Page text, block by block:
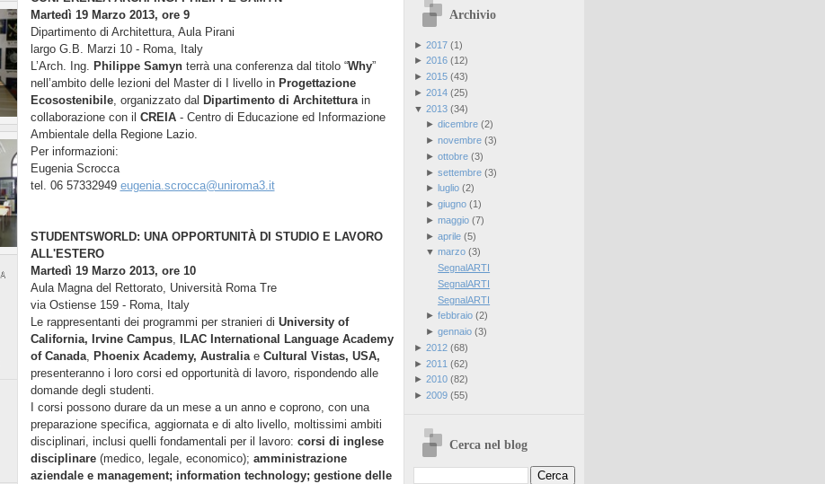
Martedì 19 Marzo 2013, ore 9
Dipartimento di Architettura, Aula Pirani
largo G.B. Marzi 10 - Roma, Italy
L’Arch. Ing. Philippe Samynterrà una conferenza dal titolo “Why”
nell’ambito delle lezioni del Master di I livello in Progettazione
Ecosostenibile, organizzato dal Dipartimento di Architettura in
collaborazione con il CREIA- Centro di Educazione ed Informazione
Ambientale della Regione Lazio.
Per informazioni:
Eugenia Scrocca
tel. 06 57332949 eugenia.scrocca@uniroma3.it
STUDENTSWORLD: UNA OPPORTUNITÀ DI STUDIO E LAVORO
ALL'ESTERO
Martedì 19 Marzo 2013, ore 10
Aula Magna del Rettorato, Università Roma Tre
via Ostiense 159 - Roma, Italy
Le rappresentanti dei programmi per stranieri di University of
California, Irvine Campus, ILAC International Language Academy
of Canada, Phoenix Academy, Australiae Cultural Vistas, USA,
presenteranno i loro corsi ed opportunità di lavoro, rispondendo alle
domande degli studenti.
I corsi possono durare da un mese a un anno e coprono, con una
preparazione specifica, aggiornata e di alto livello, moltissimi ambiti
disciplinari, inclusi quelli fondamentali per il lavoro: corsi di inglese
disciplinare(medico, legale, economico); amministrazione
aziendale e management; information technology; gestione delle
Archivio
► 2017(1)
► 2016(12)
► 2015(43)
► 2014(25)
▼ 2013(34)
► dicembre(2)
► novembre(3)
► ottobre(3)
► settembre(3)
► luglio(2)
► giugno(1)
► maggio(7)
► aprile(5)
▼ marzo(3)
SegnalARTI
SegnalARTI
SegnalARTI
► febbraio(2)
► gennaio(3)
► 2012(68)
► 2011 (62)
► 2010(82)
► 2009(55)
Cerca nel blog